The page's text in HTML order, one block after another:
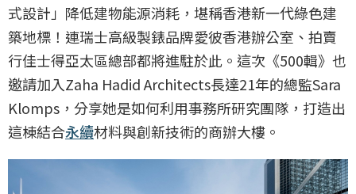
式設計」降低建物能源消耗，堪稱香港新一代綠色建
築地標！連瑞士高級製錶品牌愛彼香港辦公室、拍賣
行佳士得亞太區總部都將進駐於此。這次《500輯》也
邀請加入Zaha Hadid Architects長達21年的總監Sara
Klomps，分享她是如何利用事務所研究團隊，打造出
這棟結合永續材料與創新技術的商辦大樓。